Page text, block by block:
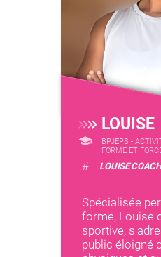
LOUISE
BPJEPS -
FORME ET
# LOUISE
Spécialisée
forme, Louise
sportive,
public éloigné